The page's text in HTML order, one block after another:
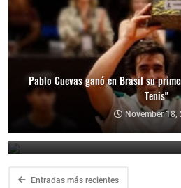
Pablo Cuevas ganó en Brasil su
Tenis"
November 18,
Copa Davis 2024: Uruguay
el Grupo
February 10,
Entradas más recientes